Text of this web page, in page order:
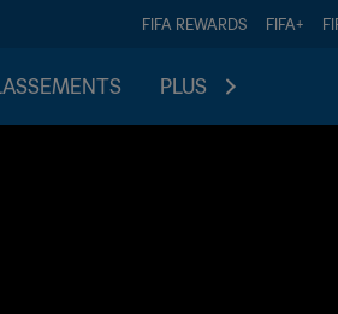
FIFA REWARDS FIFA+
PLUS